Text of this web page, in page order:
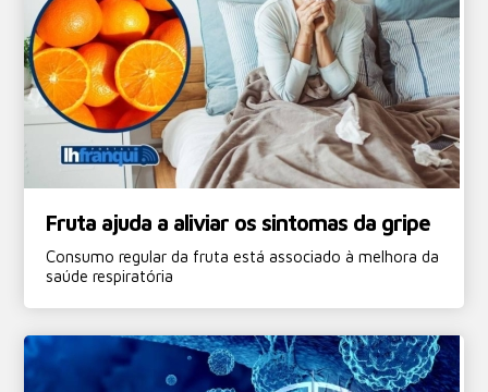
Fruta ajuda a aliviar os sintomas da gripe
Consumo regular da fruta está associado à melhora da
saúde respiratória